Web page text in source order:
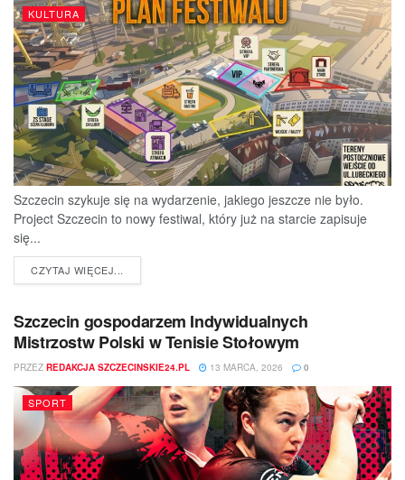
KULTURA
Szczecin szykuje się na wydarzenie, jakiego jeszcze nie było.
Project Szczecin to nowy festiwal, który już na starcie zapisuje
się...
CZYTAJ WIĘCEJ...
Szczecin gospodarzem Indywidualnych
Mistrzostw Polski w Tenisie Stołowym
PRZEZ REDAKCJA SZCZECINSKIE24.PL 13 MARCA, 2026 0
SPORT